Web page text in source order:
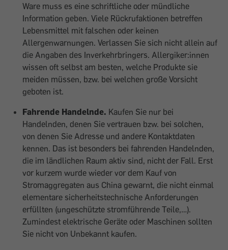
Ware muss es eine schriftliche oder mündliche
Information geben. Viele Rückrufaktionen betreffen
Lebensmittel mit falschen oder keinen
Allergenwarnungen. Verlassen Sie sich nicht allein auf
die Angaben des Inverkehrbringers. Allergiker:innen
wissen oft selbst am besten, welche Produkte sie
meiden müssen, bzw. bei welchen große Vorsicht
geboten ist.
Fahrende Handelnde. Kaufen Sie nur bei
Handelnden, denen Sie vertrauen bzw. bei solchen,
von denen Sie Adresse und andere Kontaktdaten
kennen. Das ist besonders bei fahrenden Handelnden,
die im ländlichen Raum aktiv sind, nicht der Fall. Erst
vor kurzem wurde wieder vor dem Kauf von
Stromaggregaten aus China gewarnt, die nicht einmal
elementare sicherheitstechnische Anforderungen
erfüllten (ungeschützte stromführende Teile,…).
Zumindest elektrische Geräte oder Maschinen sollten
Sie nicht von Unbekannt kaufen.